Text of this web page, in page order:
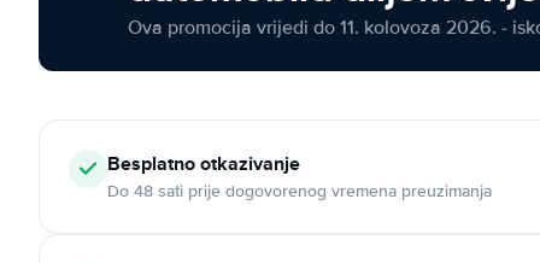
Ova promocija vrijedi do 11. kolovoza 2026. -
Besplatno otkazivanje
Do 48 sati prije dogovorenog vremena preuzimanja